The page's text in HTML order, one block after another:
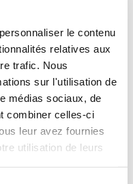
le contenu
relatives aux
trafic. Nous
sur l'utilisation de
médias sociaux, de
combiner celles-ci
leur avez fournies
utilisation de leurs